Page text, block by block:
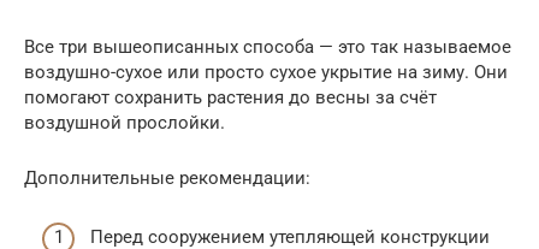
Все три вышеописанных способа — это так называемое
воздушно-сухое или просто сухое укрытие на зиму. Они
помогают сохранить растения до весны за счёт
воздушной прослойки.
Дополнительные рекомендации:
Перед сооружением утепляющей конструкции